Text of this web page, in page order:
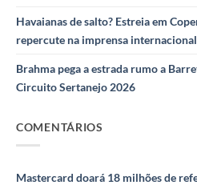
Havaianas de salto? Estreia em
repercute na imprensa internacional
Brahma pega a estrada rumo a
Circuito Sertanejo 2026
COMENTÁRIOS
Mastercard doará 18 milhões de